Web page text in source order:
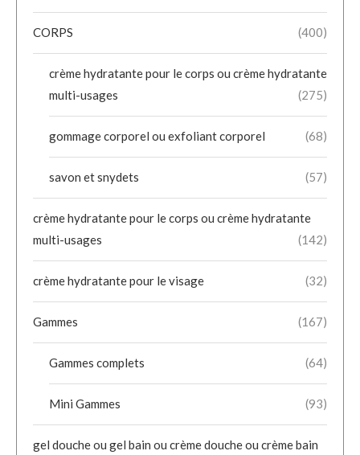
CORPS (400)
crème hydratante pour le corps ou crème hydratante
multi-usages
(275)
gommage corporel ou exfoliant corporel (68)
savon et snydets (57)
crème hydratante pour le corps ou crème hydratante
multi-usages
(142)
crème hydratante pour le visage (32)
Gammes (167)
Gammes complets (64)
Mini Gammes (93)
gel douche ou gel bain ou crème douche ou crème bain